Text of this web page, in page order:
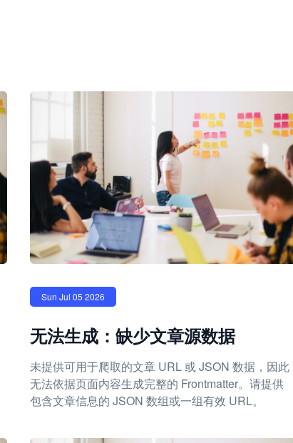
Sun Jul 05 2026
无法生成：缺少文章源数据
未提供可用于爬取的文章 URL 或 JSON 数据，因此
无法依据页面内容生成完整的 Frontmatter。请提供
包含文章信息的 JSON 数组或一组有效 URL。